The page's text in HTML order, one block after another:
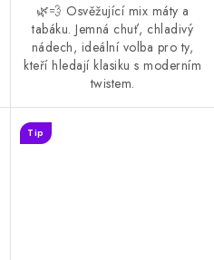
🌿💨 Osvěžující mix máty a
tabáku. Jemná chuť, chladivý
nádech, ideální volba pro ty,
kteří hledají klasiku s moderním
twistem.
Tip